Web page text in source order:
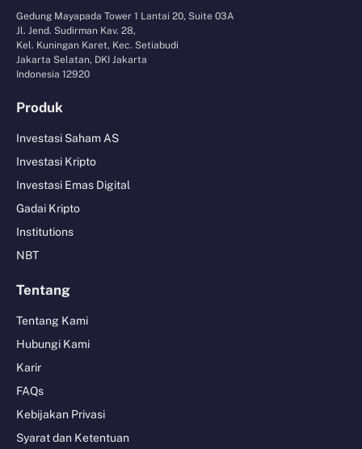
Gedung Mayapada Tower 1 Lantai 20, Suite 03A
Jl. Jend. Sudirman Kav. 28,
Kel. Kuningan Karet, Kec. Setiabudi
Jakarta Selatan, DKI Jakarta
Indonesia 12920
Produk
Investasi Saham AS
Investasi Kripto
Investasi Emas Digital
Gadai Kripto
Institutions
NBT
Tentang
Tentang Kami
Hubungi Kami
Karir
FAQs
Kebijakan Privasi
Syarat dan Ketentuan